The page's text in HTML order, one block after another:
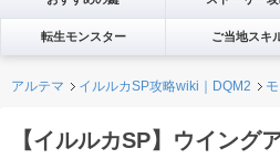
転生モンスター ご当地スキ
アルテマ イルルカSP攻略wiki｜DQM2
【イルルカSP】ウイング